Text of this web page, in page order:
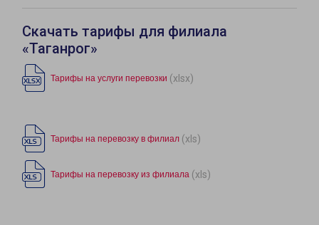
Скачать тарифы для филиала
«Таганрог»
Тарифы на услуги перевозки (xlsx)
Тарифы на перевозку в филиал (xls)
Тарифы на перевозку из филиала (xls)